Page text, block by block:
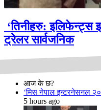
‘तिनीहरु: इलिफेन्ट्स
ट्रेलर सार्वजनिक
आज के छ?
‘मिस नेपाल इन्टरनेसनल
5 hours ago